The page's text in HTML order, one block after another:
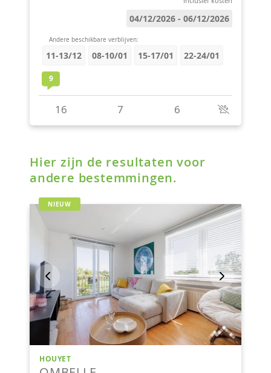
Hier zijn de resultaten voor
andere bestemmingen.